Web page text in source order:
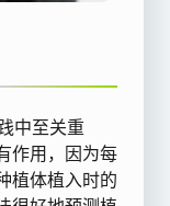
中至关重
作用，因为每
植体植入时的